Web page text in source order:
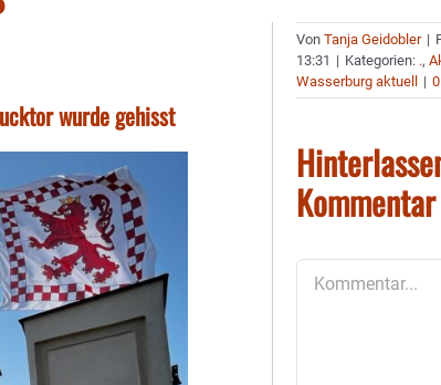
wurde gehisst
VonTanja Geidobler |
13:31 | Kategorien: .,
Wasserburg aktuell
|
Kommentar